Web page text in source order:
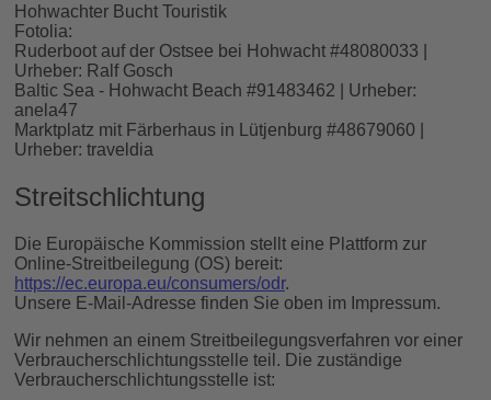
Hohwachter Bucht Touristik
Fotolia:
Ruderboot auf der Ostsee bei Hohwacht #48080033 |
Urheber: Ralf Gosch
Baltic Sea - Hohwacht Beach #91483462 | Urheber:
anela47
Marktplatz mit Färberhaus in Lütjenburg #48679060 |
Urheber: traveldia
Streitschlichtung
Die Europäische Kommission stellt eine Plattform zur
Online-Streitbeilegung (OS) bereit:
https://ec.europa.eu/consumers/odr.
Unsere E-Mail-Adresse finden Sie oben im Impressum.
Wir nehmen an einem Streitbeilegungsverfahren vor einer
Verbraucherschlichtungsstelle teil. Die zuständige
Verbraucherschlichtungsstelle ist: